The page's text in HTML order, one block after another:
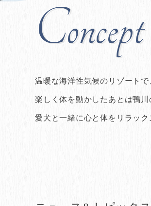
Concept
温暖な海洋性気候のリゾートで
楽しく体を動かしたあとは鴨
愛犬と一緒に心と体をリラッ